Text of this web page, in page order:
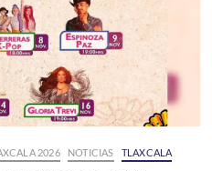
2026 NOTICIAS TLAXCALA